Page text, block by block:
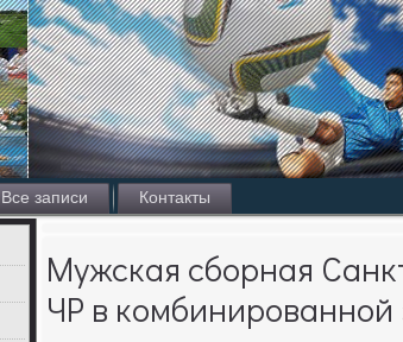
Все записи
Контакты
Мужская сборная
ЧР в